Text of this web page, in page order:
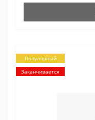
Популярный
Заканчивается